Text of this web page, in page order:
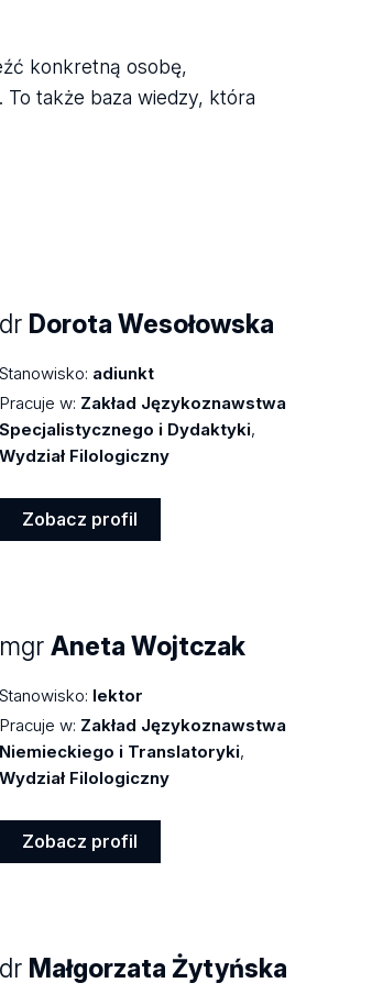
konkretną osobę,
także baza wiedzy, która
dr Dorota Wesołowska
Stanowisko: adiunkt
Pracuje w: Zakład Językoznawstwa
Specjalistycznego i Dydaktyki,
Wydział Filologiczny
Zobacz profil
mgr Aneta Wojtczak
Stanowisko: lektor
Pracuje w: Zakład Językoznawstwa
Niemieckiego i Translatoryki,
Wydział Filologiczny
Zobacz profil
dr Małgorzata Żytyńska